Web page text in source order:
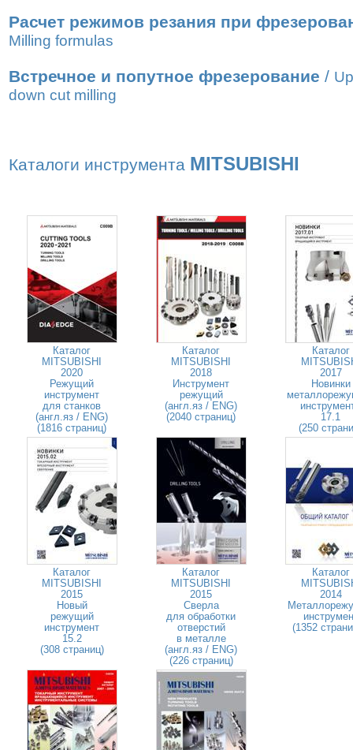
Расчет режимов резания при
Milling formulas
Встречное и попутное фрезерование /
down cut milling
Каталоги инструмента MITSUBISHI
Каталог
MITSUBISHI
2020
Режущий
инструмент
для станков
(англ.яз / ENG)
(1816 страниц)
Каталог
MITSUBISHI
2018
Инструмент
режущий
(англ.яз / ENG)
(2040 страниц)
Каталог
2017
Новинки
17.1
(250
Каталог
MITSUBISHI
2015
Новый
режущий
инструмент
15.2
(308 страниц)
Каталог
MITSUBISHI
2015
Сверла
для обработки
отверстий
в металле
(англ.яз / ENG)
(226 страниц)
Каталог
2014
(1352